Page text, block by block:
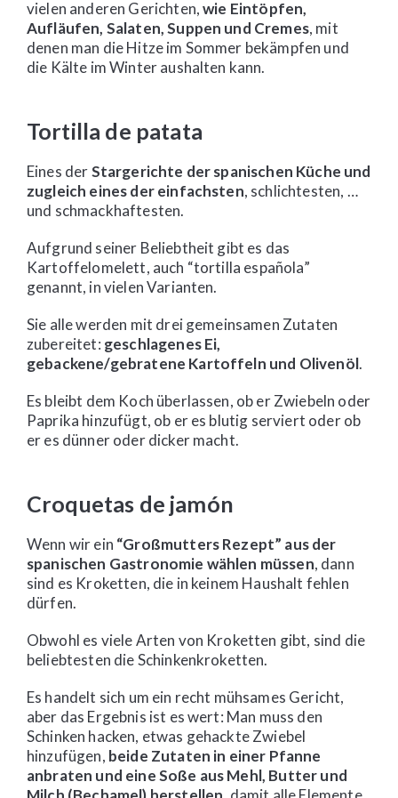
vielen anderen Gerichten,wie Eintöpfen,
Aufläufen, Salaten, Suppen und Cremes, mit
denen man die Hitze im Sommer bekämpfen und
die Kälte im Winter aushalten kann.
Tortilla de patata
Eines derStargerichte der spanischen Küche und
zugleich eines der einfachsten, schlichtesten, …
und schmackhaftesten.
Aufgrund seiner Beliebtheit gibt es das
Kartoffelomelett, auch “tortilla española”
genannt, in vielen Varianten.
Sie alle werden mit drei gemeinsamen Zutaten
zubereitet: geschlagenes Ei,
gebackene/gebratene Kartoffeln und Olivenöl.
Es bleibt dem Koch überlassen, ob er Zwiebeln oder
Paprika hinzufügt, ob er es blutig serviert oder ob
er es dünner oder dicker macht.
Croquetas de jamón
Wenn wir ein “Großmutters Rezept” aus der
spanischen Gastronomie wählen müssen, dann
sind es Kroketten, die in keinem Haushalt fehlen
dürfen.
Obwohl es viele Arten von Kroketten gibt, sind die
beliebtesten die Schinkenkroketten.
Es handelt sich um ein recht mühsames Gericht,
aber das Ergebnis ist es wert: Man muss den
Schinken hacken, etwas gehackte Zwiebel
hinzufügen, beide Zutaten in einer Pfanne
anbraten und eine Soße aus Mehl, Butter und